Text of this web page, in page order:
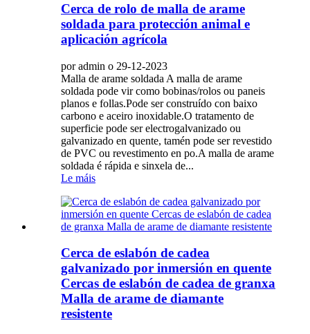
Cerca de rolo de malla de arame
soldada para protección animal e
aplicación agrícola
por admin o 29-12-2023
Malla de arame soldada A malla de arame
soldada pode vir como bobinas/rolos ou paneis
planos e follas.Pode ser construído con baixo
carbono e aceiro inoxidable.O tratamento de
superficie pode ser electrogalvanizado ou
galvanizado en quente, tamén pode ser revestido
de PVC ou revestimento en po.A malla de arame
soldada é rápida e sinxela de...
Le máis
Cerca de eslabón de cadea
galvanizado por inmersión en quente
Cercas de eslabón de cadea de granxa
Malla de arame de diamante
resistente